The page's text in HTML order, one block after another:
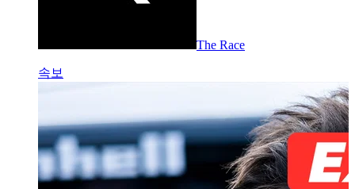
The Race
속보